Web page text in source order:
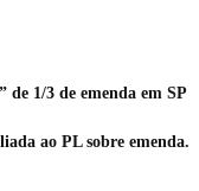
1/3 de emenda em SP
ao PL sobre emenda.